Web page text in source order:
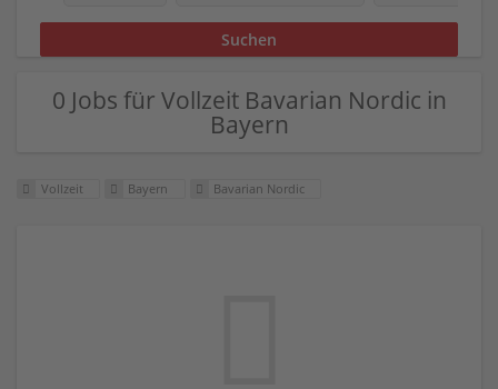
0 Jobs für Vollzeit Bavarian Nordic in
Bayern
Vollzeit Bayern Bavarian Nordic